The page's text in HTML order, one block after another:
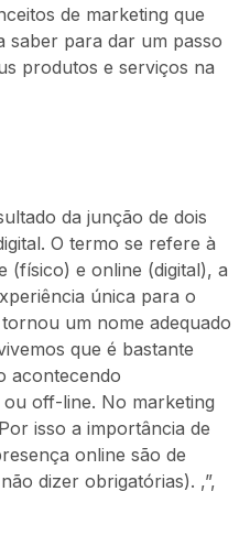
de marketing que
saber para dar um passo
produtos e serviços na
da junção de dois
O termo se refere à
(físico) e online (digital), a
única para o
um nome adequado
que é bastante
acontecendo
ou off-line. No marketing
isso a importância de
online são de
dizer obrigatórias). ,”,